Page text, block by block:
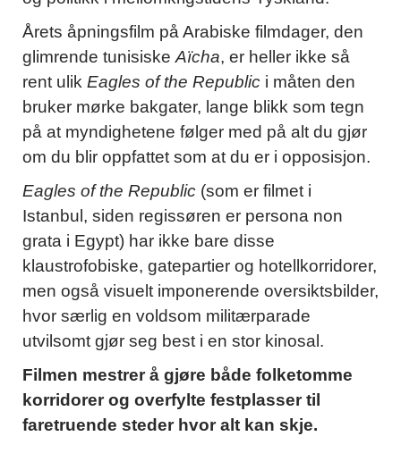
Årets åpningsfilm på Arabiske filmdager, den
glimrende tunisiskeAïcha, er heller ikke så
rent ulik Eagles of the Republic i måten den
bruker mørke bakgater, lange blikk som tegn
på at myndighetene følger med på alt du gjør
om du blir oppfattet som at du er i opposisjon.
Eagles of the Republic (som er filmet i
Istanbul, siden regissøren er persona non
grata i Egypt) har ikke bare disse
klaustrofobiske, gatepartier og hotellkorridorer,
men også visuelt imponerende oversiktsbilder,
hvor særlig en voldsom militærparade
utvilsomt gjør seg best i en stor kinosal.
Filmen mestrer å gjøre både folketomme
korridorer og overfylte festplasser til
faretruende steder hvor alt kan skje.